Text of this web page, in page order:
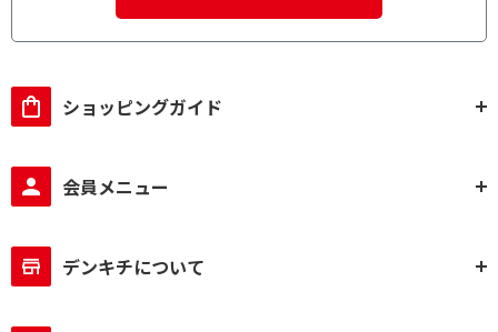
ショッピングガイド
会員メニュー
デンキチについて